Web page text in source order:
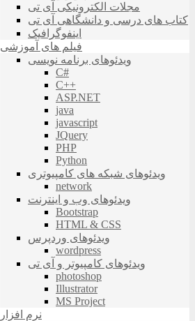
مجلات الکترونیکی آی تی
کتاب های درسی و دانشگاهی آی تی
اینفوگرافیک
فیلم های آموزشی
ویدئوهای برنامه نویسی
C#
C++
ASP.NET
java
javascript
JQuery
PHP
Python
ویدئوهای شبکه های کامپیوتری
network
ویدئوهای وب و اینترنت
Bootstrap
HTML & CSS
ویدئوهای وردپرس
wordpress
ویدئوهای کامپیوتر و آی تی
photoshop
Illustrator
MS Project
نرم افزار